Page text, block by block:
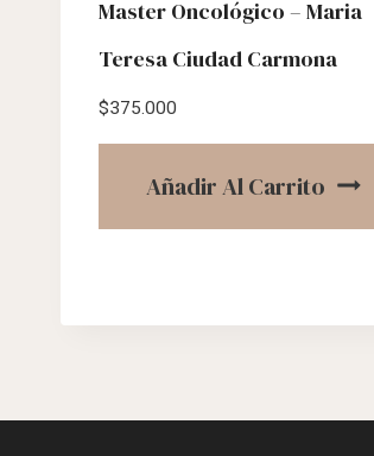
Master Oncológico – Maria
Teresa Ciudad Carmona
$375.000
Añadir Al Carrito